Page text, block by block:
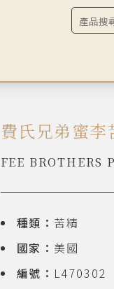
費氏兄弟蜜李
FEE BROTHERS
種類： 苦精
國家： 美國
編號： L470302